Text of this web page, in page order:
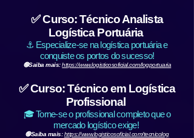
✅ Curso: Técnico Analista
Logística Portuária
⚓ Especialize-se na logística portuária e
conquiste os portos do sucesso!
🟢Saiba mais:https://www.logisticosoficial.com/logportuaria
✅ Curso: Técnico em Logística
Profissional
🎓 Torne-se o profissional completo que o
mercado logístico exige!
🟢Saiba mais:https://www.logisticosoficial.com/tecnicolog